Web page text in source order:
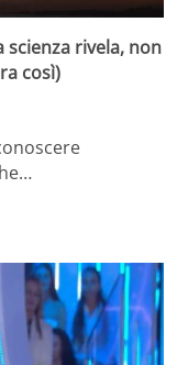
scienza rivela, non
così)